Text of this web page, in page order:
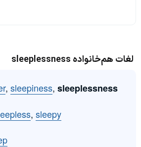
لغات هم‌خانواده sleeplessness
, sleepiness, sleeplessness
, sleepy